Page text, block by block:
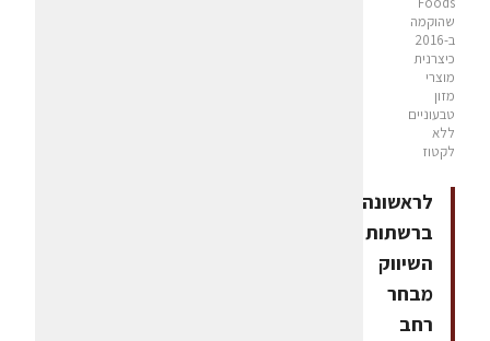
שהוקמה
ב-2016
כיצרנית
מוצרי
מזון
טבעוניים
ללא
לקטוז
לראשונה
ברשתות
השיווק
מבחר
רחב